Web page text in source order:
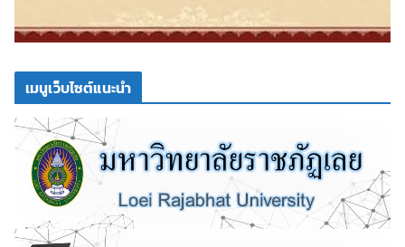
เมนูเว็บไซต์แนะนำ